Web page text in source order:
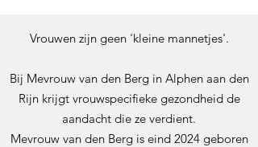
Vrouwen zijn geen 'kleine mannetjes'.
Bij Mevrouw van den Berg in Alphen aan den
Rijn krijgt vrouwspecifieke gezondheid de
aandacht die ze verdient.
Mevrouw van den Berg is eind 2024 geboren